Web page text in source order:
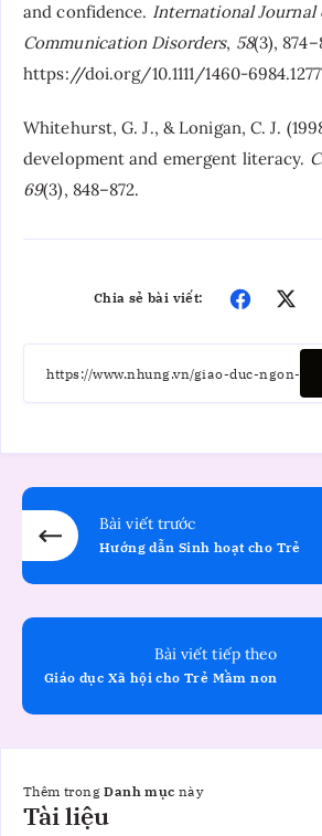
and confidence. International Journal
Communication Disorders, 58(3),
https://doi.org/10.1111/1460-
Whitehurst, G. J., & Lonigan, C. J.
development and emergent literacy.
69(3), 848–872.
Chia sẻ bài viết:
Bài viết trước
Hướng dẫn Sinh hoạt cho Trẻ
Bài viết tiếp theo
Giáo dục Xã hội cho Trẻ Mầm non
Thêm trongDanh mục này
Tài liệu
Tài
liệu